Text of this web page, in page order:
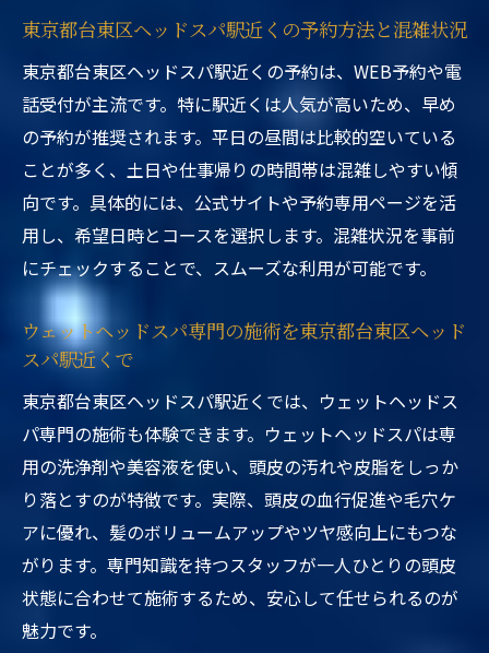
東京都台東区ヘッドスパ駅近くの予約方法と混雑状況
東京都台東区ヘッドスパ駅近くの予約は、WEB予約や電
話受付が主流です。特に駅近くは人気が高いため、早め
の予約が推奨されます。平日の昼間は比較的空いている
ことが多く、土日や仕事帰りの時間帯は混雑しやすい傾
向です。具体的には、公式サイトや予約専用ページを活
用し、希望日時とコースを選択します。混雑状況を事前
にチェックすることで、スムーズな利用が可能です。
ウェットヘッドスパ専門の施術を東京都台東区ヘッド
スパ駅近くで
東京都台東区ヘッドスパ駅近くでは、ウェットヘッドス
パ専門の施術も体験できます。ウェットヘッドスパは専
用の洗浄剤や美容液を使い、頭皮の汚れや皮脂をしっか
り落とすのが特徴です。実際、頭皮の血行促進や毛穴ケ
アに優れ、髪のボリュームアップやツヤ感向上にもつな
がります。専門知識を持つスタッフが一人ひとりの頭皮
状態に合わせて施術するため、安心して任せられるのが
魅力です。